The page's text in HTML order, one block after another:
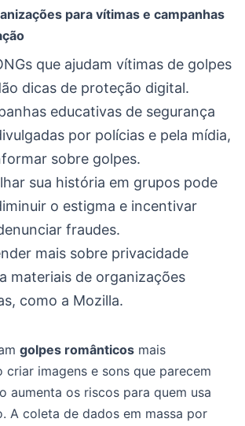
para vítimas e campanhas
que ajudam vítimas de golpes
dicas de proteção digital.
educativas de segurança
por polícias e pela mídia,
sobre golpes.
sua história em grupos pode
o estigma e incentivar
fraudes.
mais sobre privacidade
materiais de organizações
como a Mozilla.
golpes românticos mais
criar imagens e sons que parecem
aumenta os riscos para quem usa
A coleta de dados em massa por